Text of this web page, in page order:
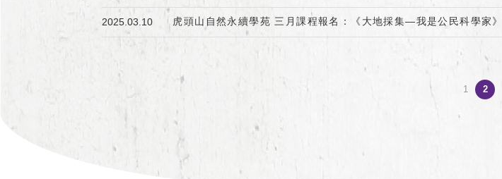
2025.03.10 虎頭山自然永續學苑 三月課程報名：《大地採集—我是公民科學家》
1 2